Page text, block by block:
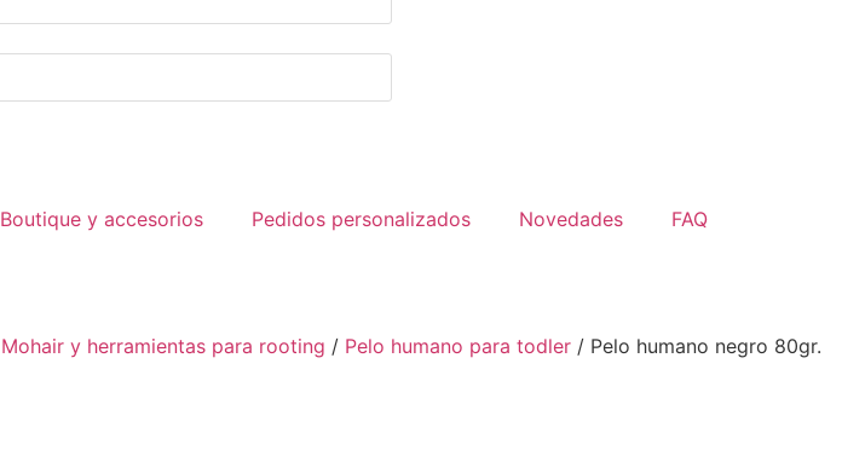
Boutique y accesorios Pedidos personalizados Novedades FAQ
Mohair y herramientas para rooting / Pelo humano para todler / Pelo humano negro 80gr.